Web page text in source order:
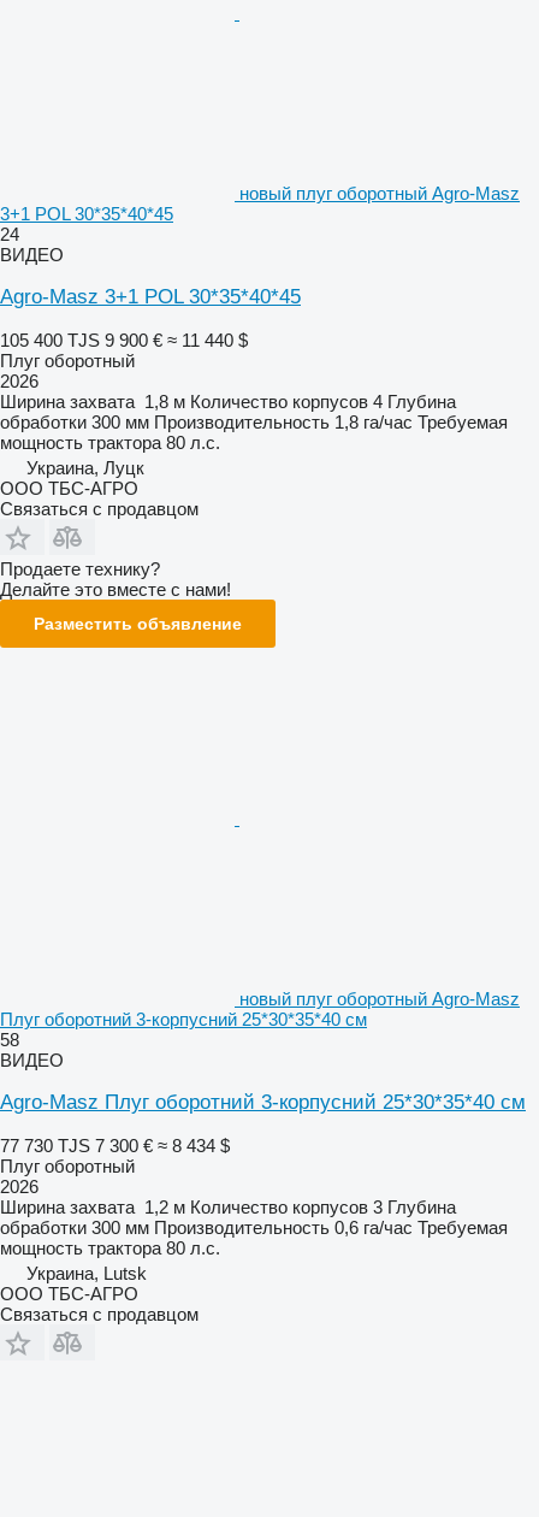
новый плуг оборотный Agro-Masz
3+1 POL 30*35*40*45
24
ВИДЕО
Agro-Masz 3+1 POL 30*35*40*45
105 400 TJS 9 900 € ≈ 11 440 $
Плуг оборотный
2026
Ширина захвата 1,8 м Количество корпусов 4 Глубина
обработки 300 мм Производительность 1,8 га/час Требуемая
мощность трактора 80 л.с.
Украина, Луцк
ООО ТБС-АГРО
Связаться с продавцом
Продаете технику?
Делайте это вместе с нами!
Разместить объявление
новый плуг оборотный Agro-Masz
Плуг оборотний 3-корпусний 25*30*35*40 см
58
ВИДЕО
Agro-Masz Плуг оборотний 3-корпусний 25*30*35*40 см
77 730 TJS 7 300 € ≈ 8 434 $
Плуг оборотный
2026
Ширина захвата 1,2 м Количество корпусов 3 Глубина
обработки 300 мм Производительность 0,6 га/час Требуемая
мощность трактора 80 л.с.
Украина, Lutsk
ООО ТБС-АГРО
Связаться с продавцом